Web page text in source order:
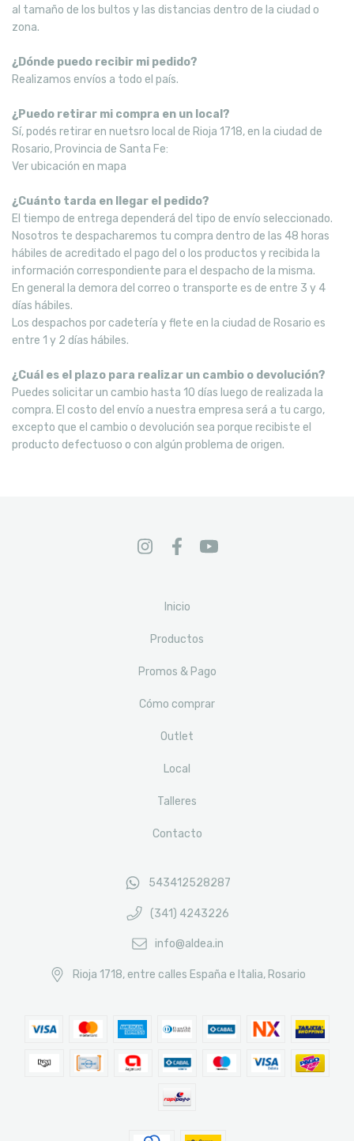
al tamaño de los bultos y las distancias dentro de la ciudad o
zona.
¿Dónde puedo recibir mi pedido?
Realizamos envíos a todo el país.
¿Puedo retirar mi compra en un local?
Sí, podés retirar en nuetsro local de Rioja 1718, en la ciudad de
Rosario, Provincia de Santa Fe:
Ver ubicación en mapa
¿Cuánto tarda en llegar el pedido?
El tiempo de entrega dependerá del tipo de envío seleccionado.
Nosotros te despacharemos tu compra dentro de las 48 horas
hábiles de acreditado el pago del o los productos y recibida la
información correspondiente para el despacho de la misma.
En general la demora del correo o transporte es de entre 3 y 4
días hábiles.
Los despachos por cadetería y flete en la ciudad de Rosario es
entre 1 y 2 días hábiles.
¿Cuál es el plazo para realizar un cambio o devolución?
Puedes solicitar un cambio hasta 10 días luego de realizada la
compra. El costo del envío a nuestra empresa será a tu cargo,
excepto que el cambio o devolución sea porque recibiste el
producto defectuoso o con algún problema de origen.
Inicio
Productos
Promos & Pago
Cómo comprar
Outlet
Local
Talleres
Contacto
543412528287
(341) 4243226
info@aldea.in
Rioja 1718, entre calles España e Italia, Rosario